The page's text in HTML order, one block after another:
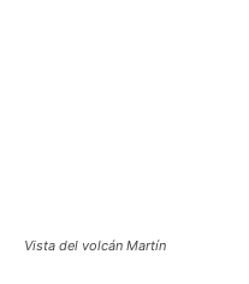
Vista del volcán Martín